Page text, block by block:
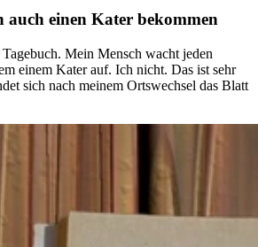
auch einen Kater bekommen
Mein Mensch wacht jeden
einem Kater auf. Ich nicht. Das ist sehr
sich nach meinem Ortswechsel das Blatt